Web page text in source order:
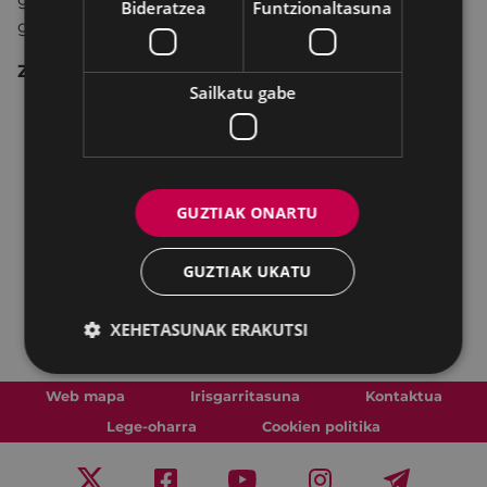
gaueko 00:00etatik 03:00etara.
Zergatik gerturatu gunera?
Sexualitateari buruzkoinformazioa jaso nahi
baduzu (erotika, plazera, mitoak, orientazioa,
behar badituzu.
Aholkularitza profesionala behar baduzu.
Sexu indarkeriari buruzko informazioa jaso nahi
izango duzu.
Web mapa Irisgarritasuna
Kontaktua
Lege-oharra
Cookien politika
Bideratzea Funtzionaltasuna
Sailkatu gabe
GUZTIAK ONARTU
GUZTIAK UKATU
XEHETASUNAK ERAKUTSI